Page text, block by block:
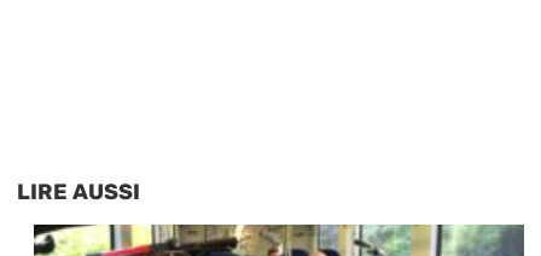
LIRE AUSSI